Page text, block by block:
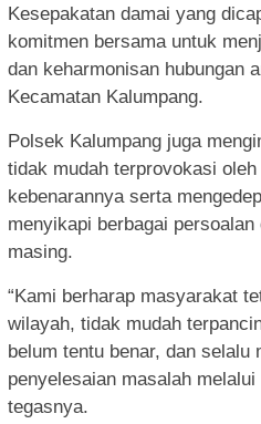
Kesepakatan damai yang
komitmen bersama untuk
dan keharmonisan hubungan
Kecamatan Kalumpang.
Polsek Kalumpang juga
tidak mudah terprovokasi
kebenarannya serta
menyikapi berbagai
masing.
“Kami berharap masyarakat
wilayah, tidak mudah
belum tentu benar, dan selalu
penyelesaian masalah
tegasnya.